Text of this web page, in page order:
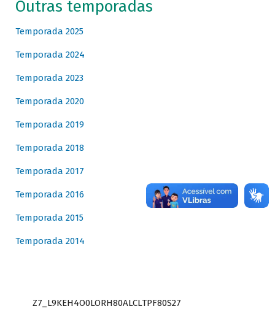
Outras temporadas
Temporada 2025
Temporada 2024
Temporada 2023
Temporada 2020
Temporada 2019
Temporada 2018
Temporada 2017
Temporada 2016
Temporada 2015
Temporada 2014
Z7_L9KEH4O0LORH80ALCLTPF80S27